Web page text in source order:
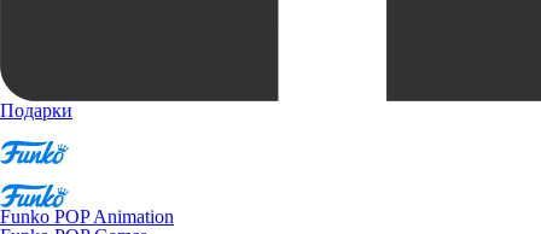
Подарки
Funko POP Animation